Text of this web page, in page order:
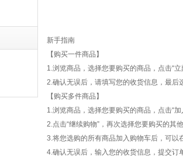
新手指南
【购买一件商品】
1.浏览商品，选择您要购买的商品，点击“立
2.确认无误后，请填写您的收货信息，最后
【购买多件商品】
1.浏览商品，选择您要购买的商品，点击“
2.点击“继续购物”，再次选择您要购买的其
3.将您选购的所有商品加入购物车后，可以
4.确认无误后，输入您的收货信息，提交订